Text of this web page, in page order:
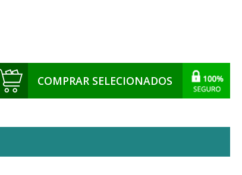
COMPRAR SELECIONADOS